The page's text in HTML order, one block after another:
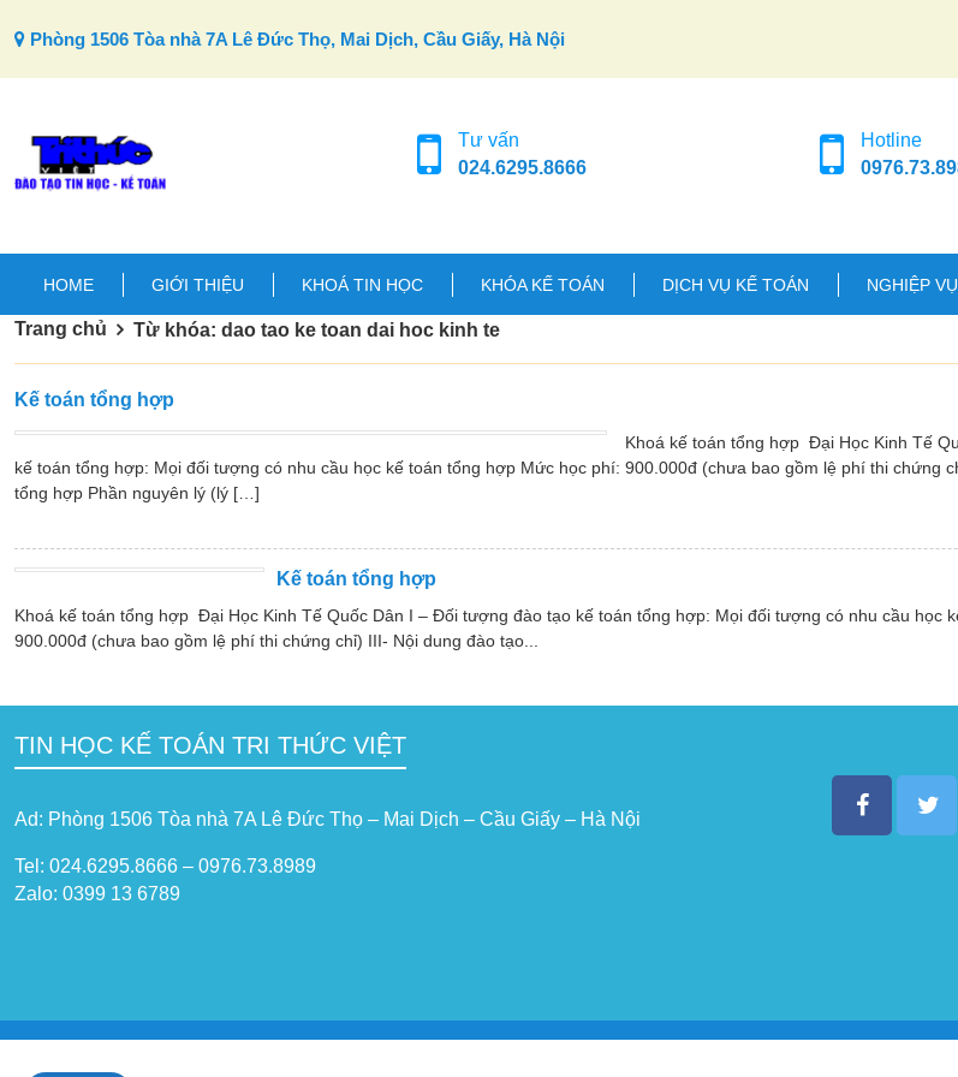
Phòng 1506 Tòa nhà 7A Lê Đức Thọ, Mai Dịch, Cầu Giấy, Hà Nội
Tư vấn
024.6295.8666
Hotline
HOME GIỚI THIỆU KHOÁ TIN HỌC KHÓA KẾ TOÁN DỊCH VỤ KẾ TOÁN NGHIỆP
Trang chủ Từ khóa: dao tao ke toan dai hoc kinh te
Kế toán tổng hợp
Khoá kế toán tổng hợp Đại Học Kinh Tế
kế toán tổng hợp: Mọi đối tượng có nhu cầu học kế toán tổng hợp Mức học phí: 900.000đ (chưa bao gồm lệ phí thi chứng
tổng hợp Phần nguyên lý (lý […]
Kế toán tổng hợp
Khoá kế toán tổng hợp Đại Học Kinh Tế Quốc Dân I – Đối tượng đào tạo kế toán tổng hợp: Mọi đối tượng có nhu cầu học
900.000đ (chưa bao gồm lệ phí thi chứng chỉ) III- Nội dung đào tạo...
TIN HỌC KẾ TOÁN TRI THỨC VIỆT
Ad: Phòng 1506 Tòa nhà 7A Lê Đức Thọ – Mai Dịch – Cầu Giấy – Hà Nội
Tel: 024.6295.8666 – 0976.73.8989
Zalo: 0399 13 6789